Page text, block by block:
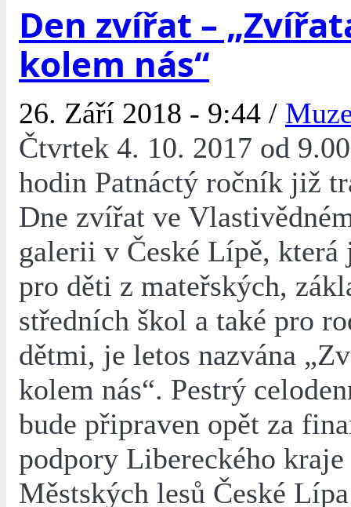
Den zvířat –
kolem nás“
26. Září 2018 - 9:44 /
Čtvrtek 4. 10. 2017 od
hodin Patnáctý ročník již
Dne zvířat ve
galerii v České Lípě, která
pro děti z mateřských,
středních škol a také pro
dětmi, je letos nazvána
kolem nás“. Pestrý
bude připraven opět za
podpory Libereckého kraje
Městských lesů České